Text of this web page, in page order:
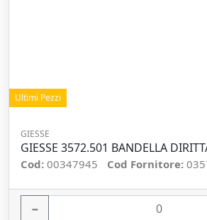
Ultimi Pezzi
GIESSE
GIESSE 3572.501 BANDELLA
Cod: 00347945 Cod Fornitore:
−